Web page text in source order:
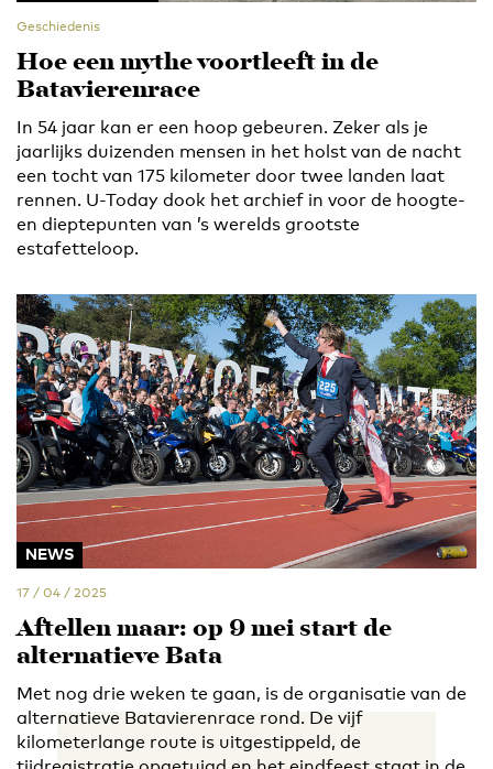
Geschiedenis
Hoe een mythe voortleeft in de
Batavierenrace
In 54 jaar kan er een hoop gebeuren. Zeker als je
jaarlijks duizenden mensen in het holst van de nacht
een tocht van 175 kilometer door twee landen laat
rennen. U-Today dook het archief in voor de hoogte-
en dieptepunten van ’s werelds grootste
estafetteloop.
NEWS
17 / 04 / 2025
Aftellen maar: op 9 mei start de
alternatieve Bata
Met nog drie weken te gaan, is de organisatie van de
alternatieve Batavierenrace rond. De vijf
kilometerlange route is uitgestippeld, de